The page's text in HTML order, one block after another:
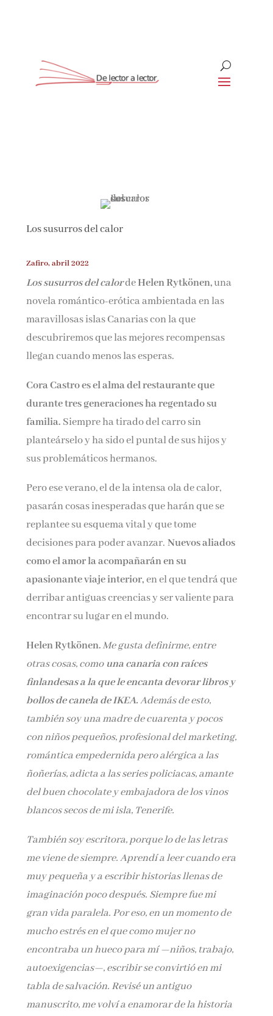
Los susurros del calor
Zafiro, abril 2022
Los susurros del calordeHelen Rytkönen,una
novela romántico-erótica ambientada en las
maravillosas islas Canarias con la que
descubriremos que las mejores recompensas
llegan cuando menos las esperas.
Cora Castro es el alma del restaurante que
durante tres generaciones ha regentado su
familia. Siempre ha tirado del carro sin
planteárselo y ha sido el puntal de sus hijos y
sus problemáticos hermanos.
Pero ese verano, el de la intensa ola de calor,
pasarán cosas inesperadas que harán que se
replantee su esquema vital y que tome
decisiones para poder avanzar.Nuevos aliados
como el amor la acompañarán en su
apasionante viaje interior,en el que tendrá que
derribar antiguas creencias y ser valiente para
encontrar su lugar en el mundo.
Helen Rytkönen.Me gusta definirme, entre
otras cosas, como una canaria con raíces
finlandesas a la que le encanta devorar libros y
bollos de canela de IKEA.Además de esto,
también soy una madre de cuarenta y pocos
con niños pequeños, profesional del marketing,
romántica empedernida pero alérgica a las
ñoñerías, adicta a las series policiacas, amante
del buen chocolate y embajadora de los vinos
blancos secos de mi isla, Tenerife.
También soy escritora, porque lo de las letras
me viene de siempre. Aprendí a leer cuando era
muy pequeña y a escribir historias llenas de
imaginación poco después. Siempre fue mi
gran vida paralela. Por eso, en un momento de
mucho estrés en el que como mujer no
encontraba un hueco para mí —niños, trabajo,
autoexigencias—, escribir se convirtió en mi
tabla de salvación. Revisé un antiguo
manuscrito, me volví a enamorar de la historia
Suscríbete
Únete a nuestra comunidad de amantes de la
Nombre*
de privacidad